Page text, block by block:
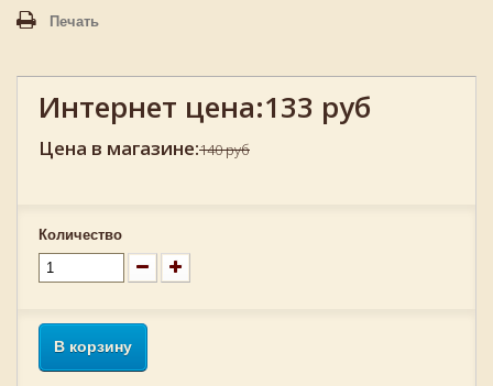
Печать
Интернет цена:133 руб
Цена в магазине:140 руб
Количество
В корзину